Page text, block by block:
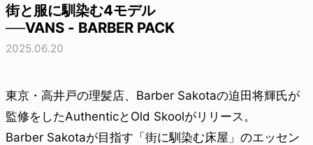
街と服に馴染む4モデル
──VANS - BARBER PACK
2025.06.20
東京・高井戸の理髪店、Barber Sakotaの迫⽥将輝氏が
監修をしたAuthenticとOld Skoolがリリース。
Barber Sakotaが目指す「街に馴染む床屋」のエッセン